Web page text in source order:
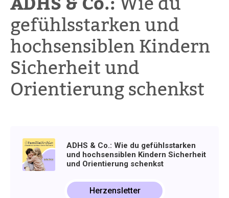
gefühlsstarken und
hochsensiblen Kindern
Sicherheit und
Orientierung schenkst
ADHS & Co.: Wie du gefühlsstarken
und hochsensiblen Kindern Sicherheit
und Orientierung schenkst
Herzensletter